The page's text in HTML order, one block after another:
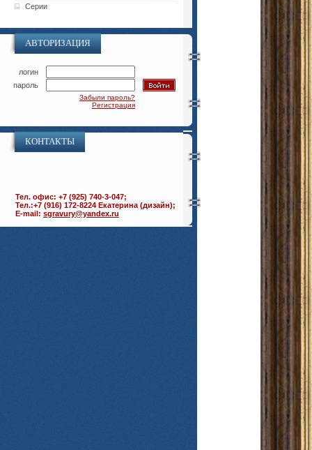
Серии
АВТОРИЗАЦИЯ
логин
пароль
Забыли пароль?
Регистрация
КОНТАКТЫ
Тел. офис: +7 (925) 740-3-047;
Тел.:+7 (916) 172-8224 Екатерина (дизайн);
E-mail: sgravury@yandex.ru